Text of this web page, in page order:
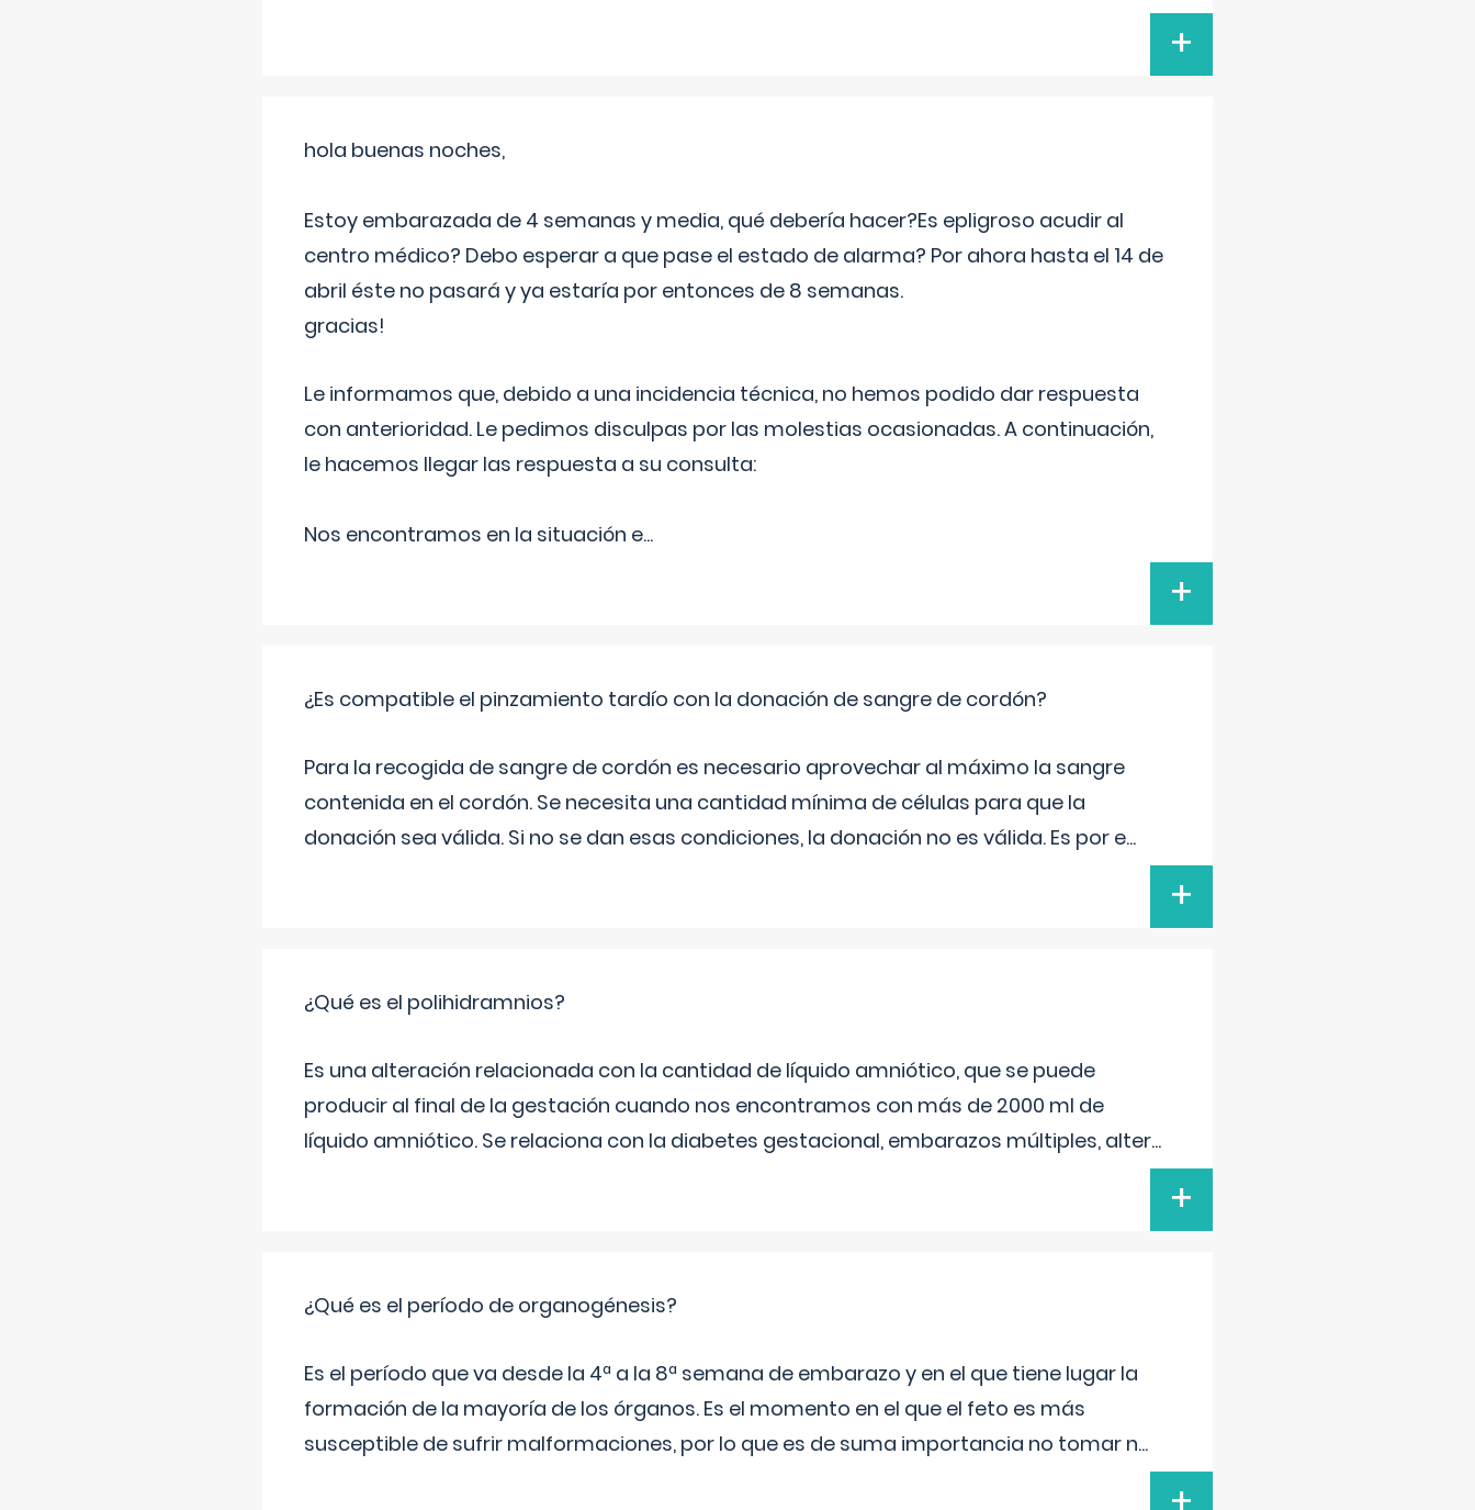
+
hola buenas noches,
Estoy embarazada de 4 semanas y media, qué debería hacer?Es epligroso acudir al
centro médico? Debo esperar a que pase el estado de alarma? Por ahora hasta el 14 de
abril éste no pasará y ya estaría por entonces de 8 semanas.
gracias!
Le informamos que, debido a una incidencia técnica, no hemos podido dar respuesta
con anterioridad. Le pedimos disculpas por las molestias ocasionadas. A continuación,
le hacemos llegar las respuesta a su consulta:
Nos encontramos en la situación e...
+
¿Es compatible el pinzamiento tardío con la donación de sangre de cordón?
Para la recogida de sangre de cordón es necesario aprovechar al máximo la sangre
contenida en el cordón. Se necesita una cantidad mínima de células para que la
donación sea válida. Si no se dan esas condiciones, la donación no es válida. Es por e...
+
¿Qué es el polihidramnios?
Es una alteración relacionada con la cantidad de líquido amniótico, que se puede
producir al final de la gestación cuando nos encontramos con más de 2000 ml de
líquido amniótico. Se relaciona con la diabetes gestacional, embarazos múltiples, alter...
+
¿Qué es el período de organogénesis?
Es el período que va desde la 4ª a la 8ª semana de embarazo y en el que tiene lugar la
formación de la mayoría de los órganos. Es el momento en el que el feto es más
susceptible de sufrir malformaciones, por lo que es de suma importancia no tomar n...